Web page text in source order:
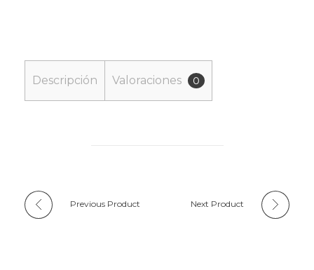
Descripción Valoraciones 0
Previous Product Next Product